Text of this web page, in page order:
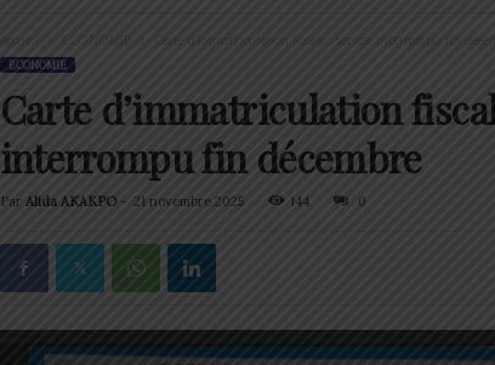
Accueil ECONOMIE Carte d’immatriculation fiscale : service interrompu fin
ECONOMIE
Carte d’immatriculation
interrompu fin décembre
Par Alida AKAKPO- 21 novembre 2025 144 0